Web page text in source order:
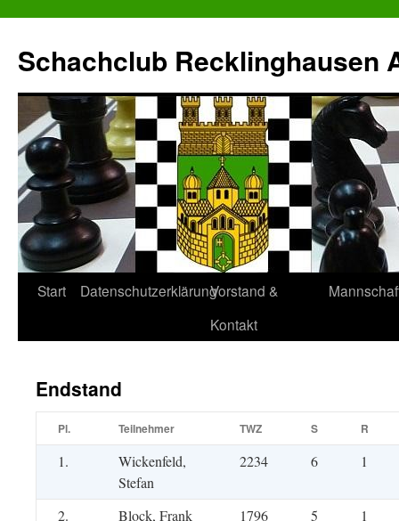
springen
Schachclub Recklinghausen
Start DatenschutzerklärungVorstand &
Kontakt
Endstand
Pl. Teilnehmer TWZ S R
1.
Wickenfeld,
Stefan
2234 6 1
2. Block, Frank 1796 5
1